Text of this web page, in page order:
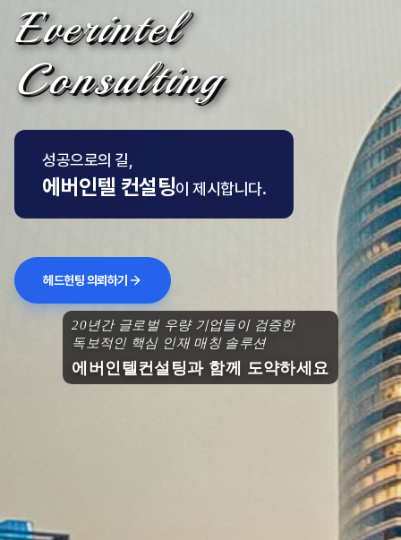
Everintel
Consulting
성공으로의 길,
에버인텔 컨설팅이 제시합니다.
헤드헌팅 의뢰하기
20년간 글로벌 우량 기업들이 검증한
독보적인 핵심 인재 매칭 솔루션
에버인텔컨설팅과 함께 도약하세요